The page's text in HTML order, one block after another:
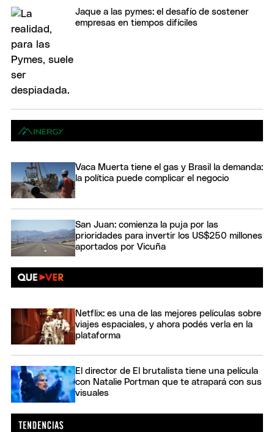
Jaque a las pymes: el desafío de sostener
empresas en tiempos difíciles
Vaca Muerta tiene el gas y Brasil la demanda:
la política puede complicar el negocio
San Juan: comienza la puja por las
prioridades para invertir los US$250 millones
aportados por Vicuña
Netflix: es una de las mejores películas sobre
viajes espaciales, y ahora podés verla en la
plataforma
El director de El brutalista tiene una película
con Natalie Portman que te atrapará con sus
visuales